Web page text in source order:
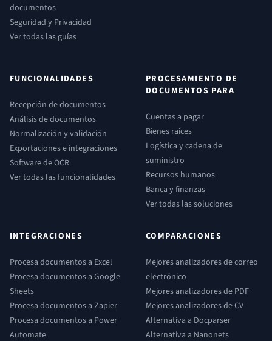
documentos
Seguridad y Privacidad
Ver todas las guías
FUNCIONALIDADES
Recepción de documentos
Análisis de documentos
Normalización y validación
Exportaciones e integraciones
Software de OCR
Ver todas las funcionalidades
PROCESAMIENTO DE
DOCUMENTOS PARA
Cuentas a pagar
Bienes raíces
Logística y cadena de
suministro
Recursos humanos
Banca y finanzas
Ver todas las soluciones
INTEGRACIONES
Procesa documentos a Excel
Procesa documentos a Google
Sheets
Procesa documentos a Zapier
Procesa documentos a Power
Automate
COMPARACIONES
Mejores analizadores de correo
electrónico
Mejores analizadores de PDF
Mejores analizadores de CV
Alternativa a Docparser
Alternativa a Nanonets